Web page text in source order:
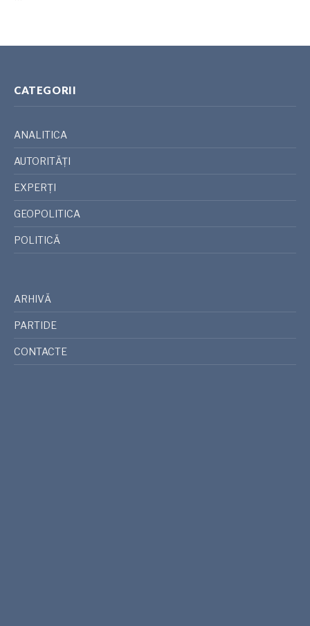
CATEGORII
ANALITICA
AUTORITĂȚI
EXPERȚI
GEOPOLITICA
POLITICĂ
ARHIVĂ
PARTIDE
CONTACTE